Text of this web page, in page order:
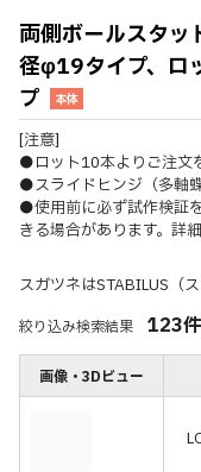
両側ボールスタ
径φ19タイプ、ロ
プ
本体
[注意]
●ロット10本よりご注文
●スライドヒンジ（多軸
●使用前に必ず試作検証
きる場合があります。詳
スガツネはSTABILUS（
絞り込み検索結果 123件
画像・3Dビュー